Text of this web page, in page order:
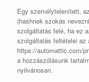
Egy személytelenített,
(hashnek szokás
szolgáltatás felé, ha ez
szolgáltatás feltételei az
https://automattic.com/
a hozzászólásunk
nyilvánosan.